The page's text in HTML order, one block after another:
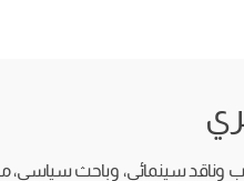
وناقد سينمائي، وباحث سياسي،